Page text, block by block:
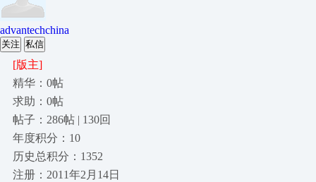
advantechchina
关注 私信
[版主]
精华：0帖
求助：0帖
帖子：286帖 | 130回
年度积分：10
历史总积分：1352
注册：2011年2月14日